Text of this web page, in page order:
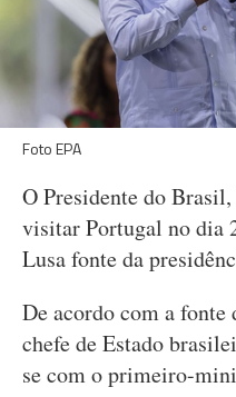
Foto EPA
O Presidente do
visitar Portugal no dia
Lusa fonte da
De acordo com a
chefe de Estado
se com o primeiro-